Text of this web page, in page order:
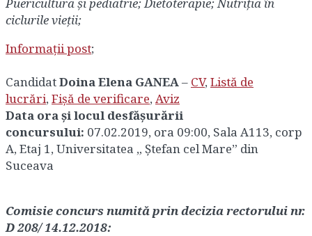
ciclurile vieții;
Informații post;
CandidatDoina Elena GANEA – CV, Listă de
lucrări, Fișă de verificare, Aviz
Data ora și locul desfășurării
concursului: 07.02.2019, ora 09:00, Sala A113, corp
A, Etaj 1, Universitatea „ Ștefan cel Mare” din
Suceava
Comisie concurs numită prin decizia rectorului nr.
D 208/ 14.12.2018: